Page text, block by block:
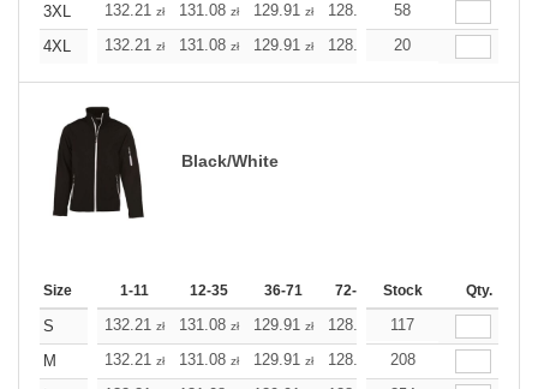
3XL
132.21 zł 131.08 zł 129.91 zł 128.78 127.61
58
4XL
132.21 zł 131.08 zł 129.91 zł 128.78 127.61
20
Black/White
Size 1-11 12-35 36-71 72-143 144-287 288 +
Stock Qty.
S 132.21 zł 131.08 zł 129.91 zł 128.78 127.61
117
M
132.21 zł 131.08 zł 129.91 zł 128.78 127.61
208